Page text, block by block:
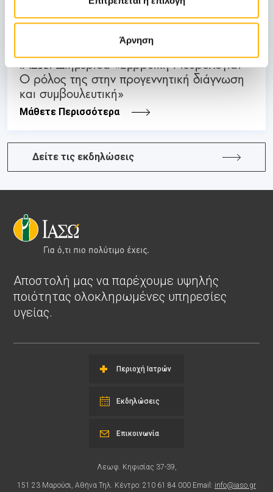
Άρνηση
ΜΑΙΕΥΤΙΚΗ - ΓΥΝΑΙΚΟΛΟΓΙΚΗ
ΙΑΣΩ: Διημερίδα «Εμβρυϊκή Νευρολογία:
Ο ρόλος της στην προγεννητική διάγνωση
και συμβουλευτική»
Μάθετε Περισσότερα
Δείτε τις εκδηλώσεις
Αποστολή μας να παρέχουμε υψηλής
ποιότητας ολοκληρωμένες υπηρεσίες
υγείας.
Περιοχή Ιατρών
Εκδηλώσεις
Λεωφ. Κηφισίας 37-39,
151 23 Μαρούσι, Αθήνα Τηλ. Κέντρο: 210 61 84 000 Email: info@iaso.gr
Επικοινωνία